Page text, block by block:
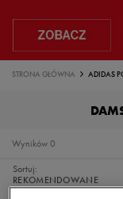
STRONA GŁÓWNA ADIDAS
0
Wyników
Sortuj:
REKOMENDOWANE